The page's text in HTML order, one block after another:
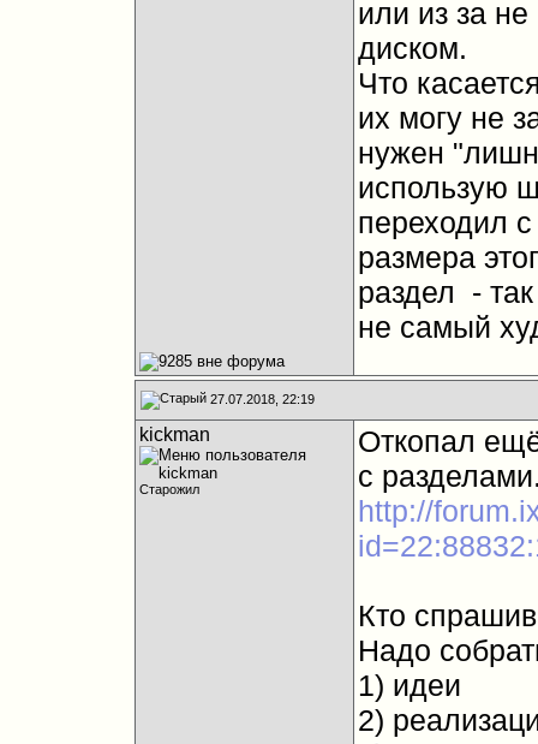
или из за
диском.
Что
их могу не
нужен
использую
переходил
размера
раздел
-
не самый
27.07.2018, 22:19
kickman
Старожил
Откопал
с
http://
Кто
Надо
1) идеи
2)